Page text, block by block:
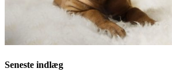
Seneste indlæg